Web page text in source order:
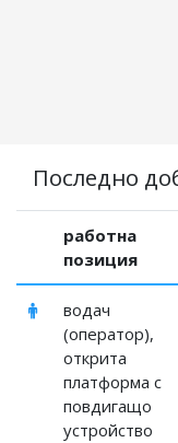
Последно
работна
позиция
водач
(оператор),
открита
платформа с
повдигащо
устройство